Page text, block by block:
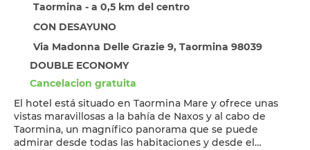
Taormina - a 0,5 km del centro
CON DESAYUNO
Via Madonna Delle Grazie 9, Taormina 98039
DOUBLE ECONOMY
Cancelacion gratuita
El hotel está situado en Taormina Mare y ofrece unas
vistas maravillosas a la bahía de Naxos y al cabo de
Taormina, un magnífico panorama que se puede
admirar desde todas las habitaciones y desde el